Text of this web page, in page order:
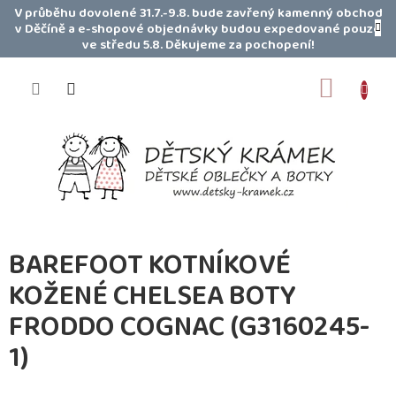
PřejítV průběhu dovolené 31.7.-9.8. bude zavřený kamenný obchod
v Děčíně a e-shopové objednávky budou expedované pouze
ve středu 5.8. Děkujeme za pochopení!
BAREFOOT KOTNÍKOVÉ
KOŽENÉ CHELSEA BOTY
FRODDO COGNAC (G3160245-
1)